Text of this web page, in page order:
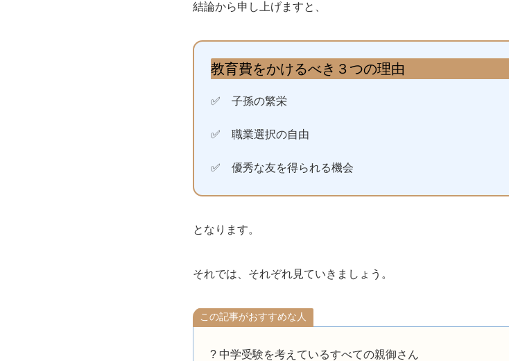
結論から申し上げますと、
教育費をかけるべき３つの理由
✅ 子孫の繁栄
✅ 職業選択の自由
✅ 優秀な友を得られる機会
となります。
それでは、それぞれ見ていきましょう。
この記事がおすすめな人
? 中学受験を考えているすべての親御さん